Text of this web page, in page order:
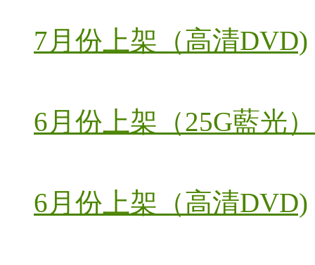
7月份上架（高清DVD)
6月份上架（25G藍光）
6月份上架（高清DVD)